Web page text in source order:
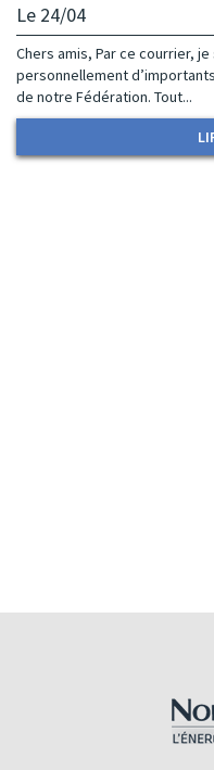
Le 24/04
Chers amis, Par ce courrier,
personnellement
de notre Fédération. Tout...